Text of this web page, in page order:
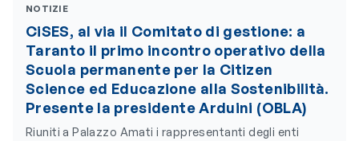
NOTIZIE
CiSES, al via il Comitato di gestione: a
Taranto il primo incontro operativo della
Scuola permanente per la Citizen
Science ed Educazione alla Sostenibilità.
Presente la presidente Arduini (OBLA)
Riuniti a Palazzo Amati i rappresentanti degli enti